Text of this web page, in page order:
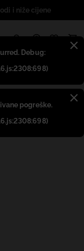
Debug:
pogreške.
i niže cijene